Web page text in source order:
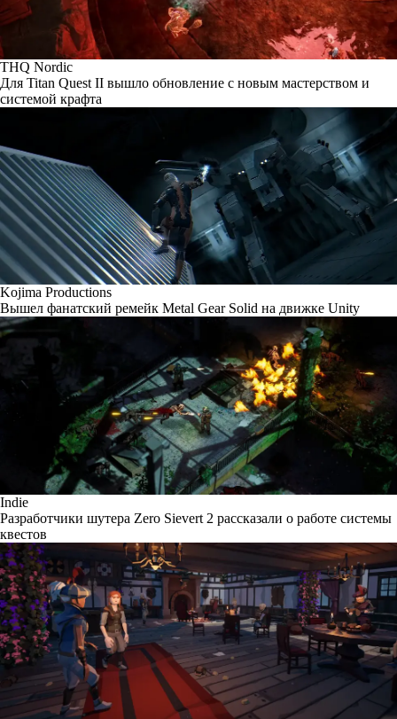
THQ Nordic
Для Titan Quest II вышло обновление с новым мастерством и
системой крафта
Kojima Productions
Вышел фанатский ремейк Metal Gear Solid на движке Unity
Indie
Разработчики шутера Zero Sievert 2 рассказали о работе системы
квестов